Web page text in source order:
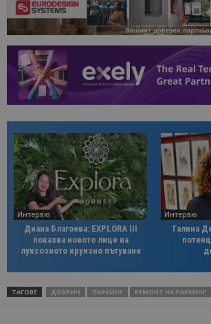
Интервю
Диана Благоева: EXPLORA III
показва новото лице на
луксозното круизно пътуване
Интервю
Галина
ТАГОВЕ ДОБРИЧ ПАРКИНГ РЕМОНТ НА ПАРКИНГ